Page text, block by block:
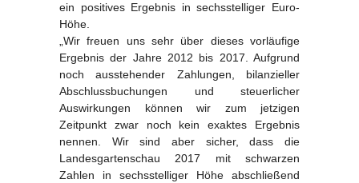
ein positives Ergebnis in sechsstelliger Euro-
Höhe.
„Wir freuen uns sehr über dieses vorläufige
Ergebnis der Jahre 2012 bis 2017. Aufgrund
noch ausstehender Zahlungen, bilanzieller
Abschlussbuchungen und steuerlicher
Auswirkungen können wir zum jetzigen
Zeitpunkt zwar noch kein exaktes Ergebnis
nennen. Wir sind aber sicher, dass die
Landesgartenschau 2017 mit schwarzen
Zahlen in sechsstelliger Höhe abschließend